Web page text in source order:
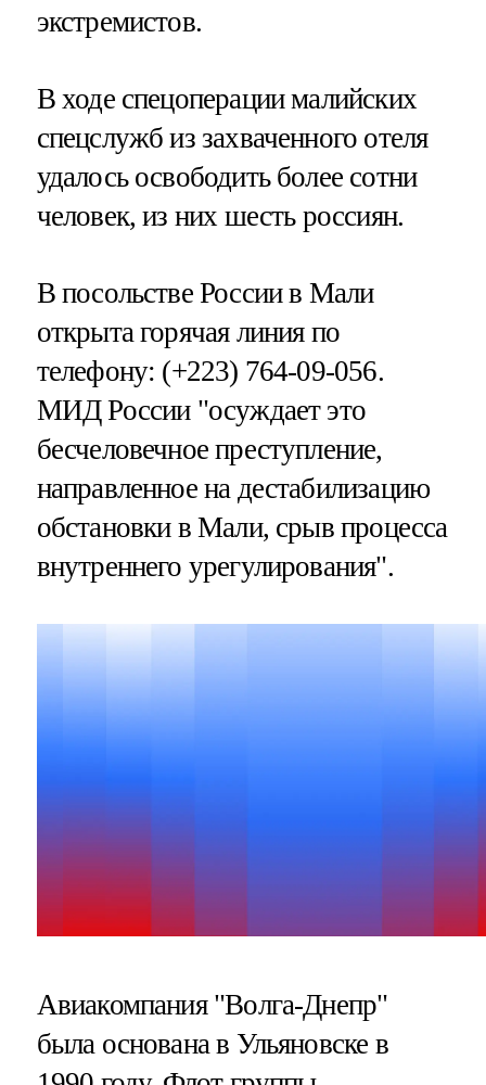
экстремистов.
В ходе спецоперации малийских
спецслужб из захваченного отеля
удалось освободить более сотни
человек, из них шесть россиян.
В посольстве России в Мали
открыта горячая линия по
телефону: (+223) 764-09-056.
МИД России "осуждает это
бесчеловечное преступление,
направленное на дестабилизацию
обстановки в Мали, срыв процесса
внутреннего урегулирования".
Авиакомпания "Волга-Днепр"
была основана в Ульяновске в